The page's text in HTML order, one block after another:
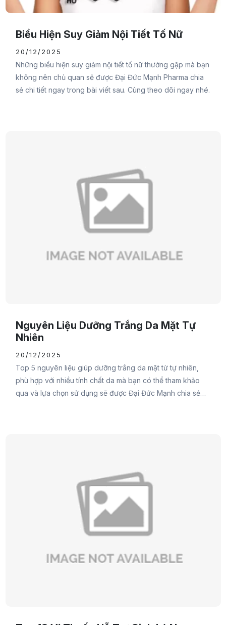
Biểu Hiện Suy Giảm Nội Tiết Tố Nữ
20/12/2025
Những biểu hiện suy giảm nội tiết tố nữ thường gặp mà bạn
không nên chủ quan sẽ được Đại Đức Mạnh Pharma chia
sẻ chi tiết ngay trong bài viết sau. Cùng theo dõi ngay nhé.
Nguyên Liệu Dưỡng Trắng Da Mặt Tự
Nhiên
20/12/2025
Top 5 nguyên liệu giúp dưỡng trắng da mặt từ tự nhiên,
phù hợp với nhiều tính chất da mà bạn có thể tham khảo
qua và lựa chọn sử dụng sẽ được Đại Đức Mạnh chia sẻ